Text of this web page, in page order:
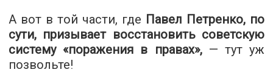
А вот в той части, где Павел Петренко, по
сути, призывает восстановить советскую
систему «поражения в правах»,— тут уж
позвольте!